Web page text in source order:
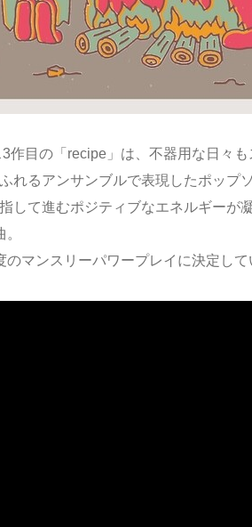
作目の「recipe」は、不器用な日々
れるアンサンブルで表現したポップソ
して進むポジティブなエネルギーが
のマンスリーパワープレイに決定して